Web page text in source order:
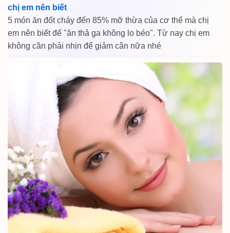
chị em nên biết
5 món ăn đốt cháy đến 85% mỡ thừa của cơ thể mà chị
em nên biết để "ăn thả ga không lo béo". Từ nay chị em
không cần phải nhịn để giảm cân nữa nhé